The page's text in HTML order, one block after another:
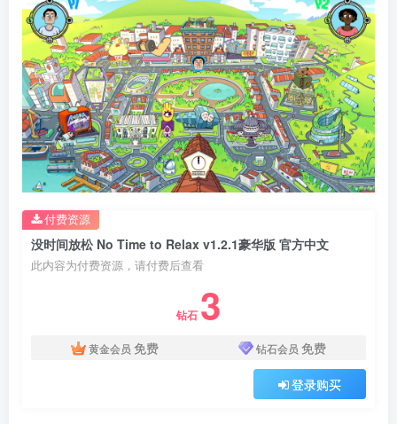
没时间放松 No Time to Relax v1.2.1豪华版 官方中文
此内容为付费资源，请付费后查看
钻石 3
黄金会员 免费 钻石会员 免费
登录购买
付费资源